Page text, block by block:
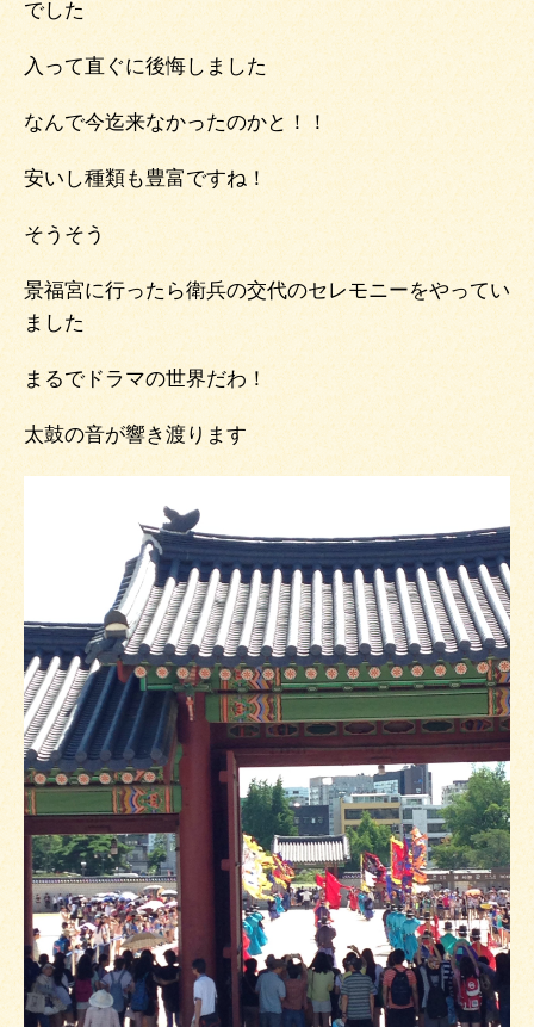
でした
入って直ぐに後悔しました
なんで今迄来なかったのかと！！
安いし種類も豊富ですね！
そうそう
景福宮に行ったら衛兵の交代のセレモニーをやってい
ました
まるでドラマの世界だわ！
太鼓の音が響き渡ります